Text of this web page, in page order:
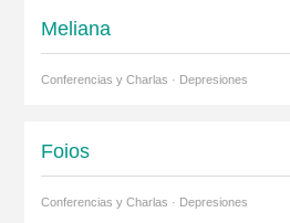
Meliana
Conferencias y Charlas · Depresiones
Foios
Conferencias y Charlas · Depresiones